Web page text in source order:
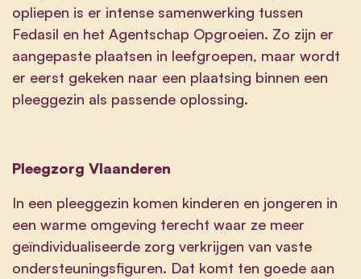
opliepen is er intense samenwerking tussen
Fedasil en het Agentschap Opgroeien. Zo zijn er
aangepaste plaatsen in leefgroepen, maar wordt
er eerst gekeken naar een plaatsing binnen een
pleeggezin als passende oplossing.
Pleegzorg Vlaanderen
In een pleeggezin komen kinderen en jongeren in
een warme omgeving terecht waar ze meer
geïndividualiseerde zorg verkrijgen van vaste
ondersteuningsfiguren. Dat komt ten goede aan